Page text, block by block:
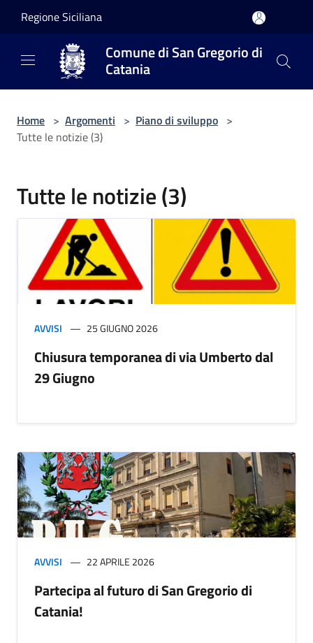
Regione Siciliana
Comune di San Gregorio di
Catania
Home > Argomenti > Piano di sviluppo >
Tutte le notizie (3)
Tutte le notizie (3)
AVVISI 25 GIUGNO 2026
Chiusura temporanea di via Umberto dal
29 Giugno
AVVISI 22 APRILE 2026
Partecipa al futuro di San Gregorio di
Catania!